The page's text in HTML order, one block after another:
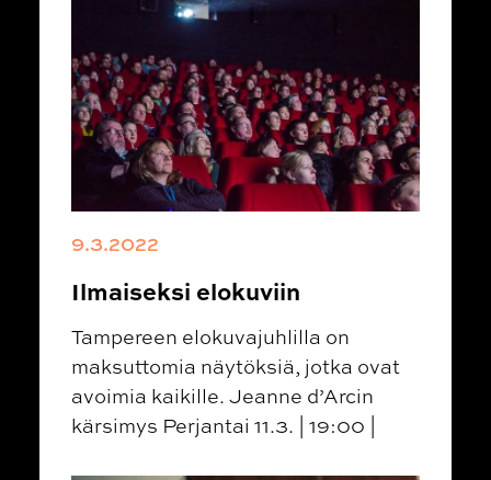
9.3.2022
Ilmaiseksi elokuviin
Tampereen elokuvajuhlilla on
maksuttomia näytöksiä, jotka ovat
avoimia kaikille. Jeanne d’Arcin
kärsimys Perjantai 11.3. | 19:00 |